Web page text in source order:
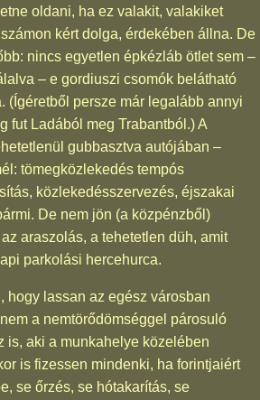
oldani, ha ez valakit, valakiket
kért dolga, érdekében állna. De
nincs egyetlen épkézláb ötlet sem –
– e gordiuszi csomók belátható
(Ígéretből persze már legalább annyi
fut Ladából meg Trabantból.) A
gubbasztva autójában –
tömegközlekedés tempós
közlekedésszervezés, éjszakai
De nem jön (a közpénzből)
araszolás, a tehetetlen düh, amit
parkolási hercehurca.
hogy lassan az egész városban
a nemtörődömséggel párosuló
is, aki a munkahelye közelében
is fizessen mindenki, ha forintjaiért
se őrzés, se hótakarítás, se